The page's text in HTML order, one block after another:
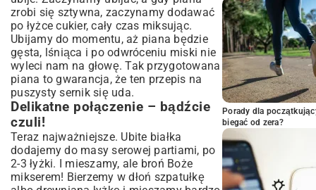
zrobi się sztywna, zaczynamy dodawać
po łyżce cukier, cały czas miksując.
Ubijamy do momentu, aż piana będzie
gęsta, lśniąca i po odwróceniu miski nie
wyleci nam na głowę. Tak przygotowana
piana to gwarancja, że ten przepis na
puszysty sernik się uda.
Delikatne połączenie – bądźcie
czuli!
Teraz najważniejsze. Ubite białka
dodajemy do masy serowej partiami, po
2-3 łyżki. I mieszamy, ale broń Boże
mikserem! Bierzemy w dłoń szpatułkę
Porady dla
biegać od zera?